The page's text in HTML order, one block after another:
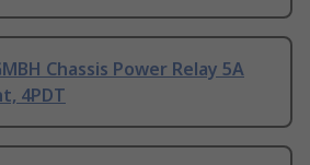
Chassis Power Relay 5A
4PDT